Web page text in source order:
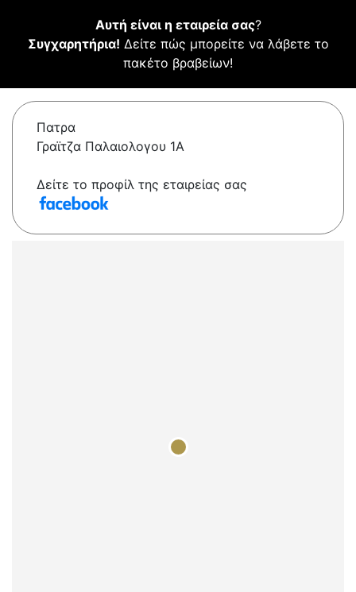
Αυτή είναι η εταιρεία σας?
Συγχαρητήρια! Δείτε πώς μπορείτε να λάβετε το
πακέτο βραβείων!
Πατρα
Γραϊτζα Παλαιολογου 1A
Δείτε το προφίλ της εταιρείας σας